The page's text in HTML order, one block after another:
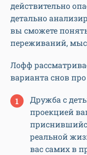
действительно
детально
вы сможете
переживаний,
Лофф
варианта снов про
Дружба с
проекцией
реальной
вас самих в